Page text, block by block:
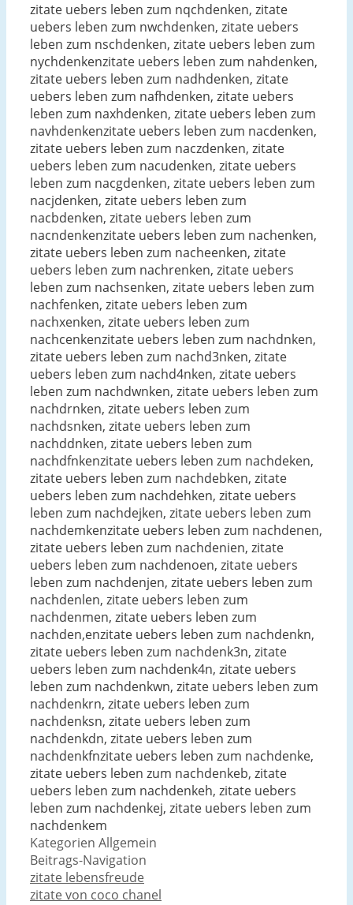
zitate uebers leben zum nqchdenken, zitate
uebers leben zum nwchdenken, zitate uebers
leben zum nschdenken, zitate uebers leben zum
nychdenkenzitate uebers leben zum nahdenken,
zitate uebers leben zum nadhdenken, zitate
uebers leben zum nafhdenken, zitate uebers
leben zum naxhdenken, zitate uebers leben zum
navhdenkenzitate uebers leben zum nacdenken,
zitate uebers leben zum naczdenken, zitate
uebers leben zum nacudenken, zitate uebers
leben zum nacgdenken, zitate uebers leben zum
nacjdenken, zitate uebers leben zum
nacbdenken, zitate uebers leben zum
nacndenkenzitate uebers leben zum nachenken,
zitate uebers leben zum nacheenken, zitate
uebers leben zum nachrenken, zitate uebers
leben zum nachsenken, zitate uebers leben zum
nachfenken, zitate uebers leben zum
nachxenken, zitate uebers leben zum
nachcenkenzitate uebers leben zum nachdnken,
zitate uebers leben zum nachd3nken, zitate
uebers leben zum nachd4nken, zitate uebers
leben zum nachdwnken, zitate uebers leben zum
nachdrnken, zitate uebers leben zum
nachdsnken, zitate uebers leben zum
nachddnken, zitate uebers leben zum
nachdfnkenzitate uebers leben zum nachdeken,
zitate uebers leben zum nachdebken, zitate
uebers leben zum nachdehken, zitate uebers
leben zum nachdejken, zitate uebers leben zum
nachdemkenzitate uebers leben zum nachdenen,
zitate uebers leben zum nachdenien, zitate
uebers leben zum nachdenoen, zitate uebers
leben zum nachdenjen, zitate uebers leben zum
nachdenlen, zitate uebers leben zum
nachdenmen, zitate uebers leben zum
nachden,enzitate uebers leben zum nachdenkn,
zitate uebers leben zum nachdenk3n, zitate
uebers leben zum nachdenk4n, zitate uebers
leben zum nachdenkwn, zitate uebers leben zum
nachdenkrn, zitate uebers leben zum
nachdenksn, zitate uebers leben zum
nachdenkdn, zitate uebers leben zum
nachdenkfnzitate uebers leben zum nachdenke,
zitate uebers leben zum nachdenkeb, zitate
uebers leben zum nachdenkeh, zitate uebers
leben zum nachdenkej, zitate uebers leben zum
nachdenkem
Kategorien Allgemein
Beitrags-Navigation
zitate lebensfreude
zitate von coco chanel